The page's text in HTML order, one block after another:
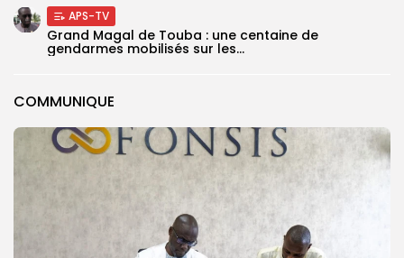
COMMUNIQUE
APS-TV
Grand Magal de Touba : une centaine de
gendarmes mobilisés sur les...